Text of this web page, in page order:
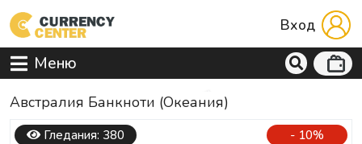
Вход
Меню
Австралия Банкноти (Океания)
Гледания: 380 - 10%